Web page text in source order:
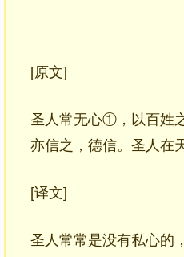
[原文]
圣人常无心①，以百姓
亦信之，德信。圣人
[译文]
圣人常常是没有私心的